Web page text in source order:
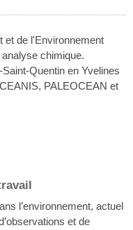
et de l'Environnement
chimique.
Quentin en Yvelines
PALEOCEAN et
l’environnement, actuel
et de